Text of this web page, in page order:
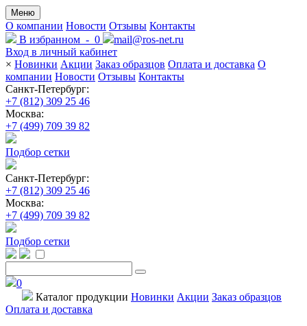
Меню
О компании Новости Отзывы Контакты
В избранном - 0
mail@ros-net.ru
Вход в личный кабинет
× Новинки Акции Заказ образцов Оплата и доставка О
компании Новости Отзывы Контакты
Санкт-Петербург:
+7 (812) 309 25 46
Москва:
+7 (499) 709 39 82
Подбор сетки
Санкт-Петербург:
+7 (812) 309 25 46
Москва:
+7 (499) 709 39 82
Подбор сетки
0
Каталог продукции Новинки Акции Заказ образцов
Оплата и доставка